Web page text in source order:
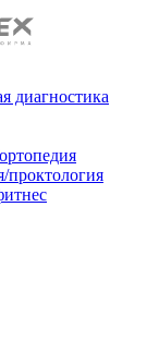
диагностика
проктология